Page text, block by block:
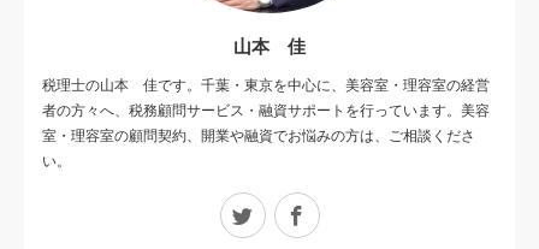
山本 佳
税理士の山本 佳です。千葉・東京を中心に、美容室・理容室の経営
者の方々へ、税務顧問サービス・融資サポートを行っています。美容
室・理容室の顧問契約、開業や融資でお悩みの方は、ご相談くださ
い。
Twitter Facebook